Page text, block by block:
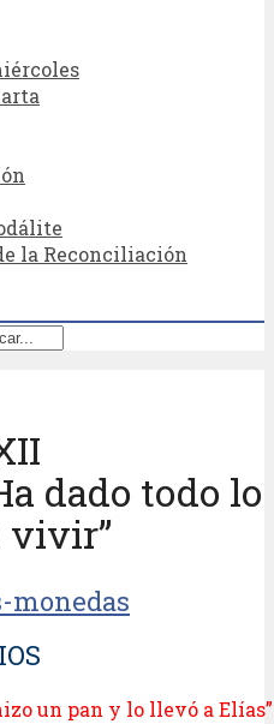
la Reconciliación
dado todo lo
vivir”
un pan y lo llevó a Elías”